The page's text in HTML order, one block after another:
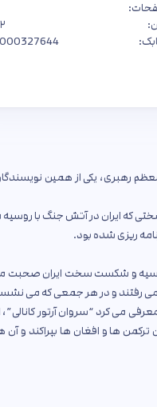
رهبری، یکی از همین
که ایران در آتش جنگ با
ریزی شده بود.
روسیه و شکست سخت ایران صحبت
رفتند و در هر جمعی که می
می کرد “سروان آرتور
ها و افغان ها بپراکند و آن